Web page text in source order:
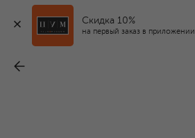
Скидка 10%
на первый заказ в приложении